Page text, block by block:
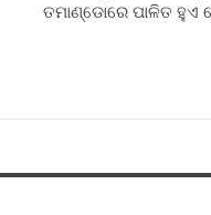
ତମାଣ୍ଡୋରେ ପାଳିତ ହୁଏ